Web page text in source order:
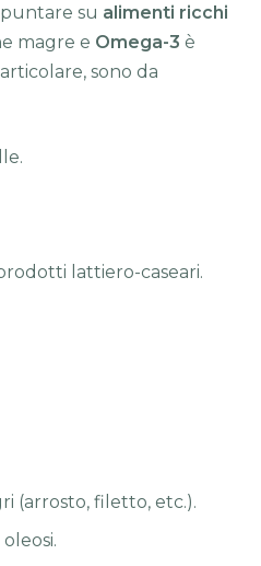
su alimenti ricchi
​​magre e Omega-3 è
sono da
lattiero-caseari.
(arrosto, filetto, etc.).